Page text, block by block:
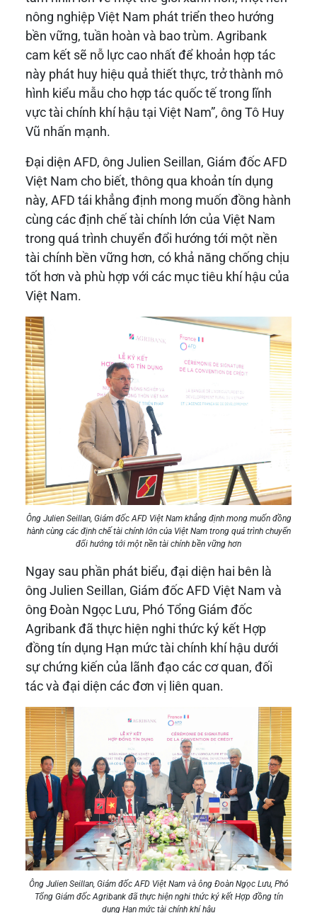
nông nghiệp Việt Nam phát triển theo hướng
bền vững, tuần hoàn và bao trùm. Agribank
cam kết sẽ nỗ lực cao nhất để khoản hợp tác
này phát huy hiệu quả thiết thực, trở thành mô
hình kiểu mẫu cho hợp tác quốc tế trong lĩnh
vực tài chính khí hậu tại Việt Nam”, ông Tô Huy
Vũ nhấn mạnh.
Đại diện AFD, ông Julien Seillan, Giám đốc AFD
Việt Nam cho biết, thông qua khoản tín dụng
này, AFD tái khẳng định mong muốn đồng hành
cùng các định chế tài chính lớn của Việt Nam
trong quá trình chuyển đổi hướng tới một nền
tài chính bền vững hơn, có khả năng chống chịu
tốt hơn và phù hợp với các mục tiêu khí hậu của
Việt Nam.
Ông Julien Seillan, Giám đốc AFD Việt Nam khẳng định mong muốn đồng
hành cùng các định chế tài chính lớn của Việt Nam trong quá trình chuyển
đổi hướng tới một nền tài chính bền vững hơn
Ngay sau phần phát biểu, đại diện hai bên là
ông Julien Seillan, Giám đốc AFD Việt Nam và
ông Đoàn Ngọc Lưu, Phó Tổng Giám đốc
Agribank đã thực hiện nghi thức ký kết Hợp
đồng tín dụng Hạn mức tài chính khí hậu dưới
sự chứng kiến của lãnh đạo các cơ quan, đối
tác và đại diện các đơn vị liên quan.
Ông Julien Seillan, Giám đốc AFD Việt Nam và ông Đoàn Ngọc Lưu, Phó
Tổng Giám đốc Agribank đã thực hiện nghi thức ký kết Hợp đồng tín
dụng Hạn mức tài chính khí hậu